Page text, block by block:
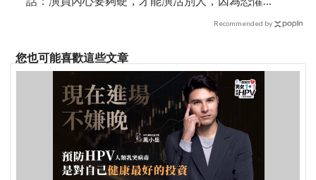
Recommended by
您也可能喜歡這些文章